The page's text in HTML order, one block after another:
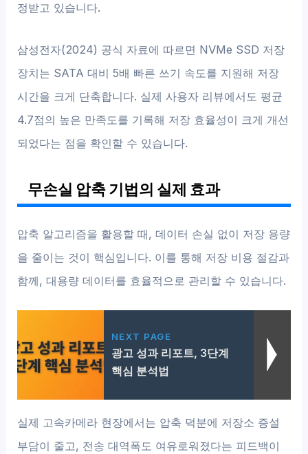
정받고 있습니다.
삼성전자(2024) 공식 자료에 따르면 NVMe SSD 저장
장치는 SATA 대비 5배 빠른 쓰기 속도를 지원해 저장
시간을 크게 단축합니다. 실제 사용자 리뷰에서도 평균
4.7점의 높은 만족도를 기록해 저장 효율성이 크게 개선
되었다는 점을 확인할 수 있습니다.
무손실 압축 기법의 실제 효과
압축 알고리즘을 활용할 때, 데이터 손실 없이 저장 용량
을 줄이는 것이 핵심입니다. 이를 통해 저장 비용 절감과
함께, 대용량 데이터를 효율적으로 관리할 수 있습니다.
NEXT PAGE
광고 성과 리포트, 3단계
핵심 분석법
실제 고속카메라 현장에서는 압축 덕분에 저장소 증설
부담이 줄고, 전송 대역폭도 여유로워졌다는 피드백이